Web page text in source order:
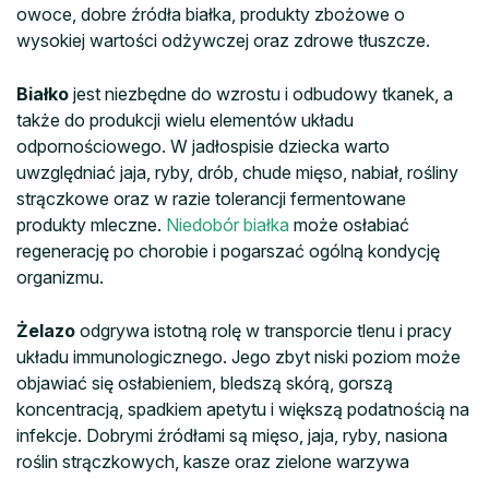
owoce, dobre źródła białka, produkty zbożowe o
wysokiej wartości odżywczej oraz zdrowe tłuszcze.
Białko jest niezbędne do wzrostu i odbudowy tkanek, a
także do produkcji wielu elementów układu
odpornościowego. W jadłospisie dziecka warto
uwzględniać jaja, ryby, drób, chude mięso, nabiał, rośliny
strączkowe oraz w razie tolerancji fermentowane
produkty mleczne. Niedobór białka może osłabiać
regenerację po chorobie i pogarszać ogólną kondycję
organizmu.
Żelazo odgrywa istotną rolę w transporcie tlenu i pracy
układu immunologicznego. Jego zbyt niski poziom może
objawiać się osłabieniem, bledszą skórą, gorszą
koncentracją, spadkiem apetytu i większą podatnością na
infekcje. Dobrymi źródłami są mięso, jaja, ryby, nasiona
roślin strączkowych, kasze oraz zielone warzywa